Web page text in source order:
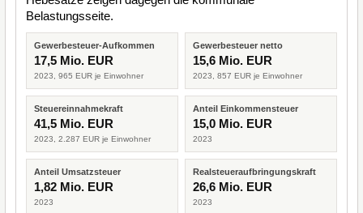
Belastungsseite.
Gewerbesteuer-Aufkommen
17,5 Mio. EUR
2023, 965 EUR je Einwohner
Gewerbesteuer netto
15,6 Mio. EUR
2023, 857 EUR je Einwohner
Steuereinnahmekraft
41,5 Mio. EUR
2023, 2.287 EUR je Einwohner
Anteil Einkommensteuer
15,0 Mio. EUR
2023
Anteil Umsatzsteuer
1,82 Mio. EUR
2023
Realsteueraufbringungskraft
26,6 Mio. EUR
2023